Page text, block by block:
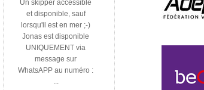
Un skipper accessible
et disponible, sauf
lorsqu'il est en mer ;-)
Jonas est disponible
UNIQUEMENT via
message sur
WhatsAPP au numéro :